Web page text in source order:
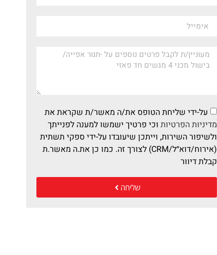
על-ידי שליחת הטופס את/ה מאשר/ת שקראת את
מדיניות הפרטיות וכי פרטיך ישמשו למענה לפנייתך
ולשיפור השירות, וייתכן שיעובדו על-ידי ספקי תשתית
(אירוח/דוא״ל/CRM) לצורך זה. כמו כן את.ה מאשר.ת
קבלת דיוור
שליחה